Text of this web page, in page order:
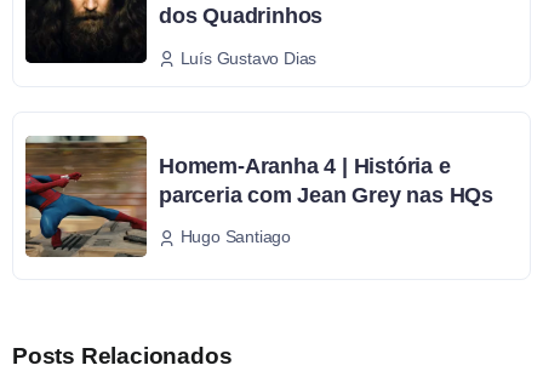
dos Quadrinhos
Luís Gustavo Dias
Homem-Aranha 4 | História e
parceria com Jean Grey nas HQs
Hugo Santiago
Posts Relacionados